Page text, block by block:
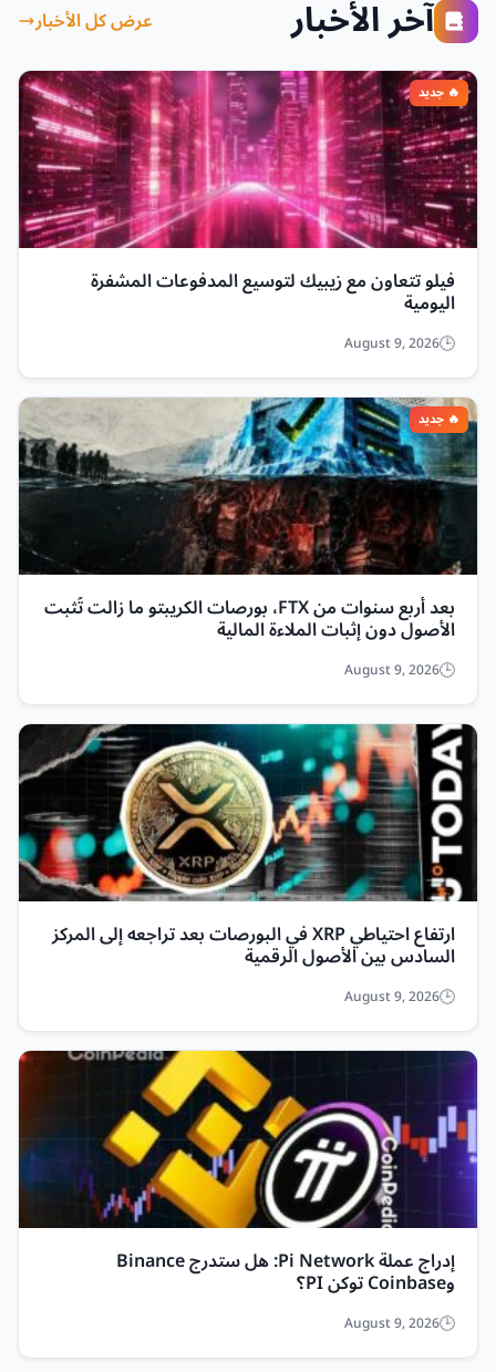
آخر الأخبار عرض كل الأخبار
فيلو تتعاون مع زيبيك لتوسيع المدفوعات المشفرة
اليومية
August 9, 2026
بعد أربع سنوات من FTX، بورصات الكريبتو ما زالت تُثبت
الأصول دون إثبات الملاءة المالية
August 9, 2026
ارتفاع احتياطي XRP في البورصات بعد تراجعه إلى المركز
السادس بين الأصول الرقمية
August 9, 2026
إدراج عملة Pi Network: هل ستدرج Binance
وCoinbase توكن PI؟
August 9, 2026